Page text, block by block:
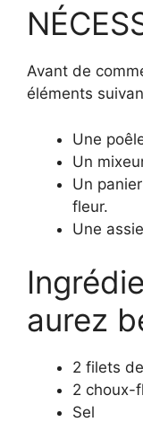
Avant de
éléments
Une
Un
Un
fleur.
Une
aurez
2 filets
2 choux-
Sel